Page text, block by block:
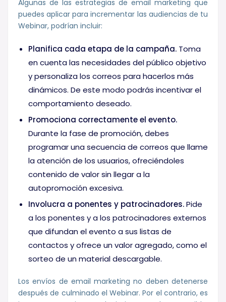
Algunas de las estrategias de email marketing que
puedes aplicar para incrementar las audiencias de tu
Webinar, podrían incluir:
Planifica cada etapa de la campaña. Toma
en cuenta las necesidades del público objetivo
y personaliza los correos para hacerlos más
dinámicos. De este modo podrás incentivar el
comportamiento deseado.
Promociona correctamente el evento.
Durante la fase de promoción, debes
programar una secuencia de correos que llame
la atención de los usuarios, ofreciéndoles
contenido de valor sin llegar a la
autopromoción excesiva.
Involucra a ponentes y patrocinadores.Pide
a los ponentes y a los patrocinadores externos
que difundan el evento a sus listas de
contactos y ofrece un valor agregado, como el
sorteo de un material descargable.
Los envíos de email marketing no deben detenerse
después de culminado el Webinar. Por el contrario, es